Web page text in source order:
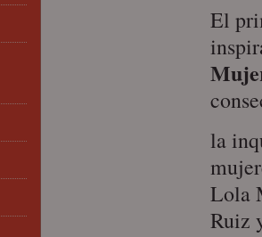
El
la
Lola
Ruiz